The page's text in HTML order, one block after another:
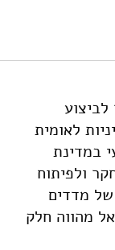
לביצוע
לאומית
במדינת
ולפיתוח
מדדים
מהווה חלק